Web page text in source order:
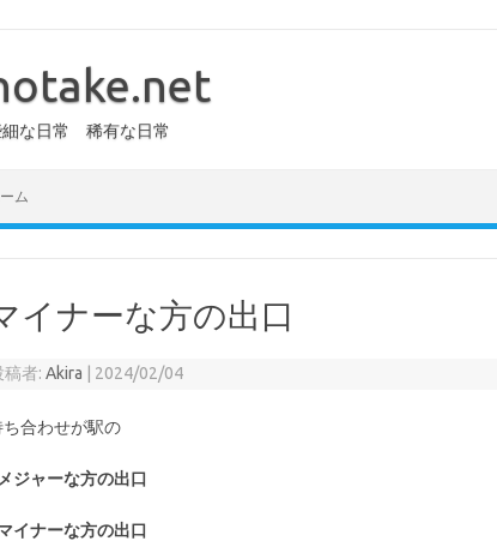
細な日常 稀有な日常
ム
イナーな方の出口
稿者:Akira 2024/02/04
ち合わせが駅の
ジャーな方の出口
イナーな方の出口